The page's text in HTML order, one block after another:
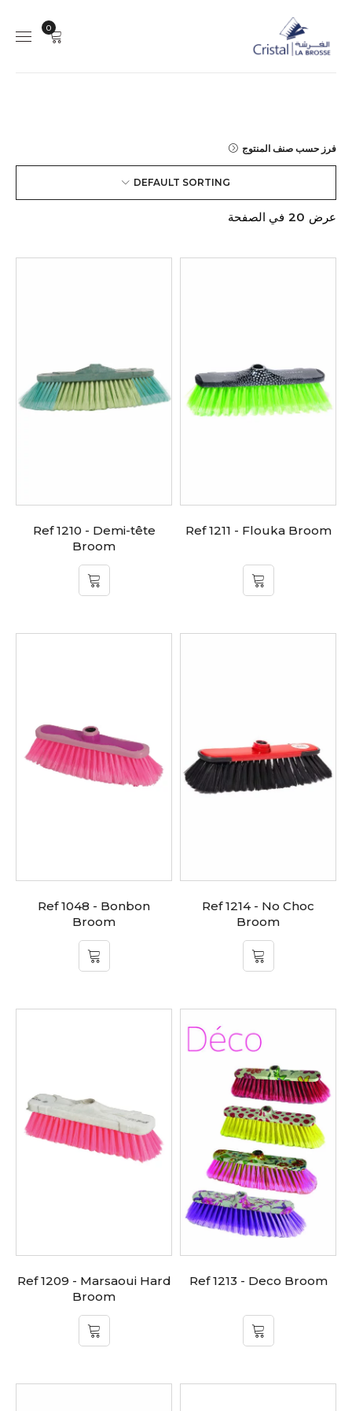
0
فرز حسب صنف المنتوج
DEFAULT SORTING
عرض 20 في الصفحة
Ref 1211 - Flouka Broom
Ref 1210 - Demi-tête
Broom
Ref 1214 - No Choc
Broom
Ref 1048 - Bonbon
Broom
Ref 1213 - Deco Broom
Ref 1209 - Marsaoui Hard
Broom